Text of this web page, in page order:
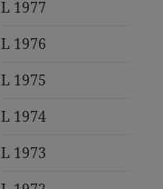
L 1977
L 1976
L 1975
L 1974
L 1973